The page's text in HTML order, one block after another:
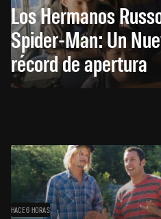
Los Hermanos
Spider-Man: Un
récord de apertura
HACE 6 HORAS